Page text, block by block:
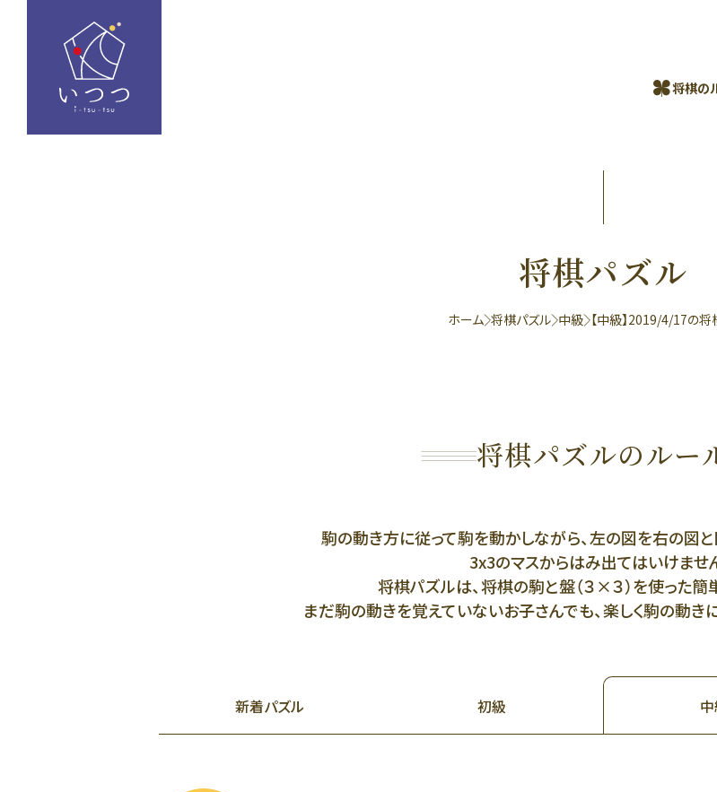
将棋の
将棋パズル
ホーム 将棋パズル 中級 【中級】2019/4/17の将
将棋パズルのルー
駒の動き方に従って駒を動かしながら、左の図を右の図と
3x3のマスからはみ出てはいけませ
将棋パズルは、将棋の駒と盤（３×３）を使った簡
まだ駒の動きを覚えていないお子さんでも、楽しく駒の動
新着パズル 初級